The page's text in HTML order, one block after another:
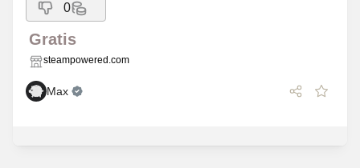
0
Gratis
steampowered.com
Max